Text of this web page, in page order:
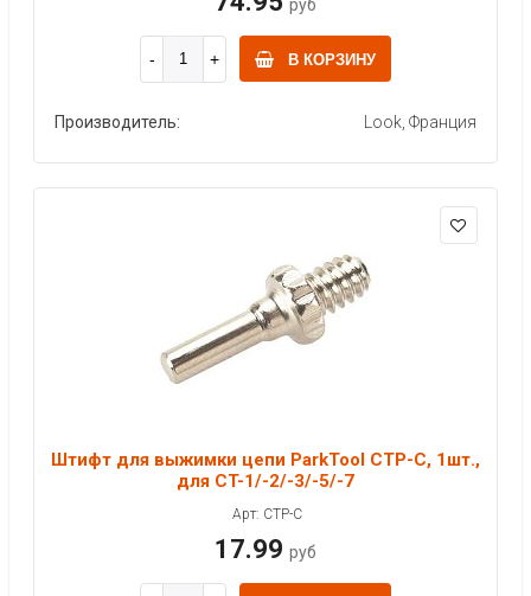
руб
В КОРЗИНУ
Производитель: Look, Франция
Штифт для выжимки цепи ParkTool CTP-C, 1шт.,
для CT-1/-2/-3/-5/-7
Арт: CTP-C
17.99 руб